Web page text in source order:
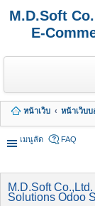
M.D.Soft
E-
หน้าเว็บ
หน้าเว็บบ
เมนูลัด
FAQ
M.D.Soft
Solutions Odoo